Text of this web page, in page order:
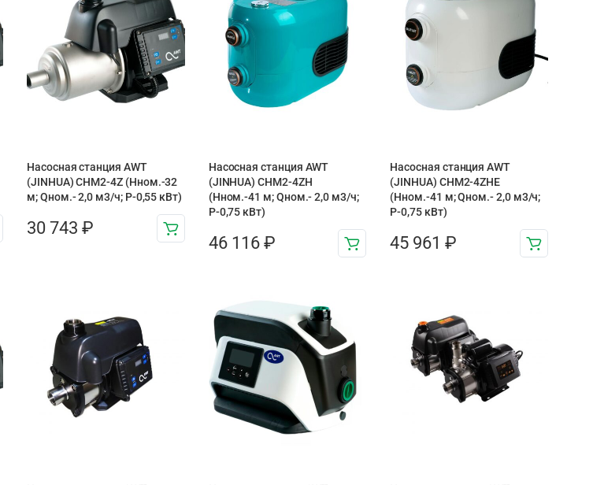
Насосная станция AWT
(JINHUA) CHM2-4Z (Hном.-32
м; Qном.- 2,0 м3/ч; P-0,55 кВт)
30 743 ₽
Насосная станция AWT
(JINHUA) CHM2-4ZH
(Hном.-41 м; Qном.- 2,0 м3/ч;
P-0,75 кВт)
46 116 ₽
Насосная станция AWT
(JINHUA) CHM2-4ZHE
(Hном.-41 м; Qном.- 2,0 м3/ч;
P-0,75 кВт)
45 961₽